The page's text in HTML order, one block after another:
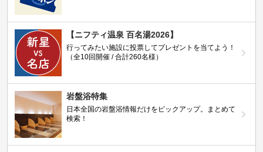
【ニフティ温泉 百名湯2026】
行ってみたい施設に投票してプレゼントを当てよう！
（全10回開催 / 合計260名様）
岩盤浴特集
日本全国の岩盤浴情報だけをピックアップ。まとめて
検索！